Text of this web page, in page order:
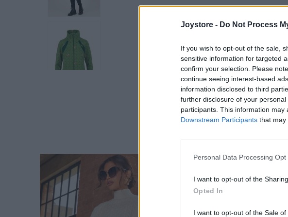
Joystore - Do Not Process
If you wish to opt-out of the sale,
sensitive information for targeted
confirm your selection. Please
continue seeing interest-based
information disclosed to third
further disclosure of your
participants. This information
Downstream Participants that may
Personal Data Processing Opt
I want to opt-out of the
Opted In
I want to opt-out of the Sale of